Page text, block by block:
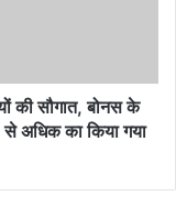
की सौगात, बोनस के
से अधिक का किया गया